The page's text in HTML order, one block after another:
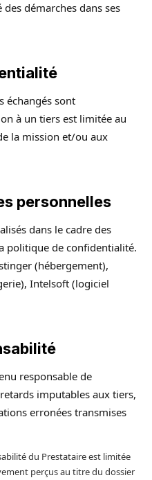
démarches dans ses
échangés sont
à un tiers est limitée au
la mission et/ou aux
personnelles
dans le cadre des
politique de confidentialité.
(hébergement),
Intelsoft (logiciel
responsable de
imputables aux tiers,
erronées transmises
du Prestataire est limitée
perçus au titre du dossier